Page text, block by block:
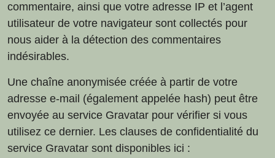
commentaire, ainsi que votre adresse IP et l’agent
utilisateur de votre navigateur sont collectés pour
nous aider à la détection des commentaires
indésirables.
Une chaîne anonymisée créée à partir de votre
adresse e-mail (également appelée hash) peut être
envoyée au service Gravatar pour vérifier si vous
utilisez ce dernier. Les clauses de confidentialité du
service Gravatar sont disponibles ici :